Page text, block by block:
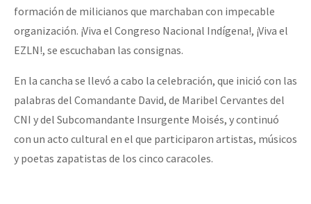
formación de milicianos que marchaban con impecable
organización. ¡Viva el Congreso Nacional Indígena!, ¡Viva el
EZLN!, se escuchaban las consignas.
En la cancha se llevó a cabo la celebración, que inició con las
palabras del Comandante David, de Maribel Cervantes del
CNI y del Subcomandante Insurgente Moisés, y continuó
con un acto cultural en el que participaron artistas, músicos
y poetas zapatistas de los cinco caracoles.